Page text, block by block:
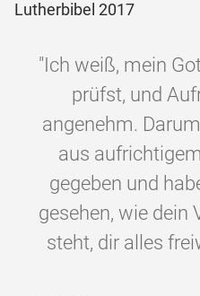
Lutherbibel 2017
"Ich weiß, mein
prüfst, und
angenehm.
aus
gegeben und
gesehen, wie dein
steht, dir alles